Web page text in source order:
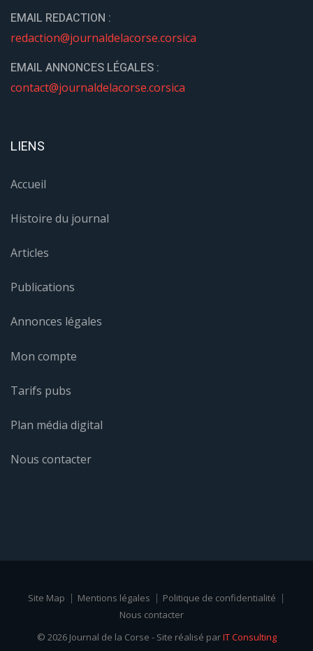
EMAIL REDACTION :
redaction@journaldelacorse.corsica
EMAIL ANNONCES LÉGALES :
contact@journaldelacorse.corsica
LIENS
Accueil
Histoire du journal
Articles
Publications
Annonces légales
Mon compte
Tarifs pubs
Plan média digital
Nous contacter
Site Map Mentions légales
Politique de confidentialité
Nous contacter
© 2026 Journal de la Corse - Site réalisé parIT Consulting